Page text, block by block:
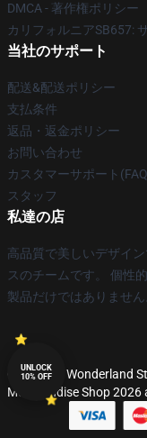
DMCA - 著作権ポリシー
カリフォルニアSB657:
当社のサポート
配送&配送ポリシー
支払条件
返品・返金ポリシー
お問い合わせ
カスタマーサポート
スタッフ
私達の店
高品質で美しいデザイ
スのチームです。 個性
製品だけではありません
© Twisted Wonderland
Merchandise Shop 2026
UNLOCK
10% OFF